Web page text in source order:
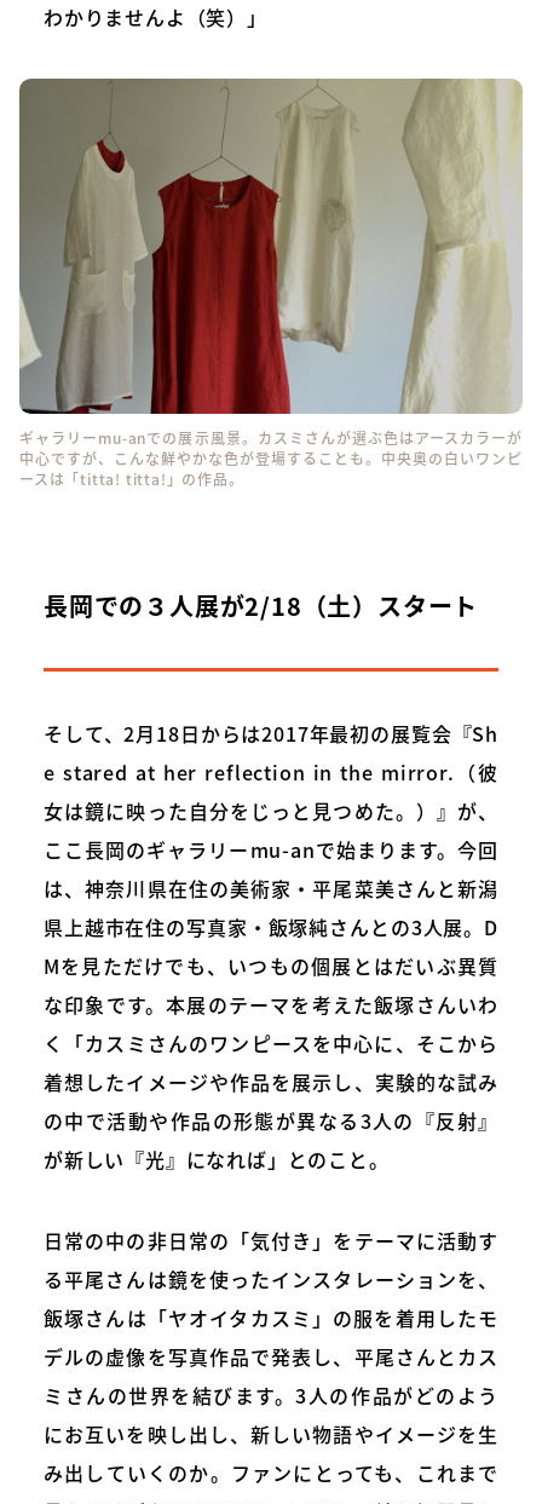
わかりませんよ（笑）」
ギャラリーmu-anでの展示風景。カスミさんが選ぶ色はアースカラーが
中心ですが、こんな鮮やかな色が登場することも。中央奥の白いワンピ
ースは「titta! titta!」の作品。
長岡での３人展が2/18（土）スタート
そして、2月18日からは2017年最初の展覧会『Sh
e stared at her reflection in the mirror.（彼
女は鏡に映った自分をじっと見つめた。）』が、
ここ長岡のギャラリーmu-anで始まります。今回
は、神奈川県在住の美術家・平尾菜美さんと新潟
県上越市在住の写真家・飯塚純さんとの3人展。D
Mを見ただけでも、いつもの個展とはだいぶ異質
な印象です。本展のテーマを考えた飯塚さんいわ
く「カスミさんのワンピースを中心に、そこから
着想したイメージや作品を展示し、実験的な試み
の中で活動や作品の形態が異なる3人の『反射』
が新しい『光』になれば」とのこと。
日常の中の非日常の「気付き」をテーマに活動す
る平尾さんは鏡を使ったインスタレーションを、
飯塚さんは「ヤオイタカスミ」の服を着用したモ
デルの虚像を写真作品で発表し、平尾さんとカス
ミさんの世界を結びます。3人の作品がどのよう
にお互いを映し出し、新しい物語やイメージを生
み出していくのか。ファンにとっても、これまで